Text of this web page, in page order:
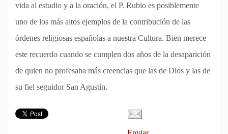
vida al estudio y a la oración, el P. Rubio es posiblemente
uno de los más altos ejemplos de la contribución de las
órdenes religiosas españolas a nuestra Cultura. Bien merece
este recuerdo cuando se cumplen dos años de la desaparición
de quien no profesaba más creencias que las de Dios y las de
su fiel seguidor San Agustín.